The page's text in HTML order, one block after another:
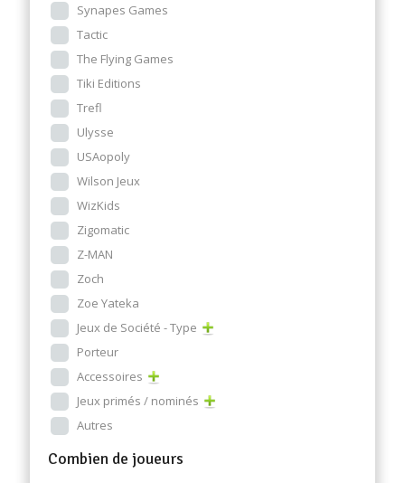
Synapes Games
Tactic
The Flying Games
Tiki Editions
Trefl
Ulysse
USAopoly
Wilson Jeux
WizKids
Zigomatic
Z-MAN
Zoch
Zoe Yateka
Jeux de Société - Type
Porteur
Accessoires
Jeux primés / nominés
Autres
Combien de joueurs